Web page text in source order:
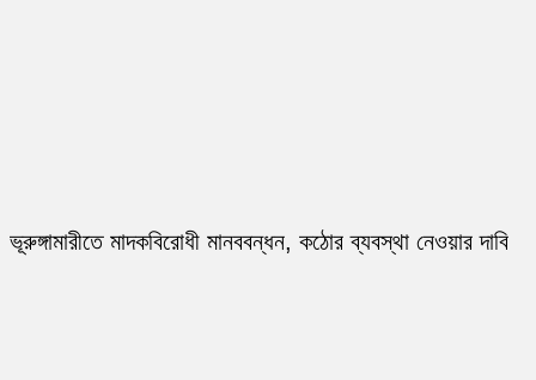
ভূরুঙ্গামারীতে মাদকবিরোধী মানববন্ধন, কঠোর ব্যবস্থা নেওয়ার দাবি